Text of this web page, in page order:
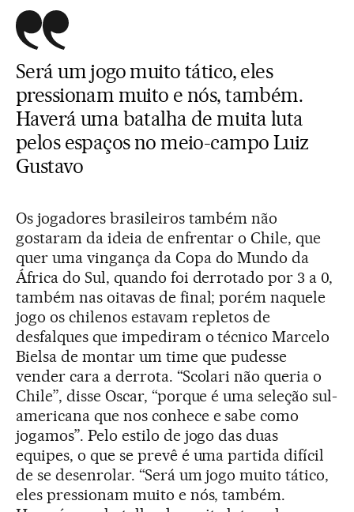
Será um jogo muito tático, eles
pressionam muito e nós, também.
Haverá uma batalha de muita luta
pelos espaços no meio-campo Luiz
Gustavo
Os jogadores brasileiros também não
gostaram da ideia de enfrentar o Chile, que
quer uma vingança da Copa do Mundo da
África do Sul, quando foi derrotado por 3 a 0,
também nas oitavas de final; porém naquele
jogo os chilenos estavam repletos de
desfalques que impediram o técnico Marcelo
Bielsa de montar um time que pudesse
vender cara a derrota. “Scolari não queria o
Chile”, disse Oscar, “porque é uma seleção sul-
americana que nos conhece e sabe como
jogamos”. Pelo estilo de jogo das duas
equipes, o que se prevê é uma partida difícil
de se desenrolar. “Será um jogo muito tático,
eles pressionam muito e nós, também.